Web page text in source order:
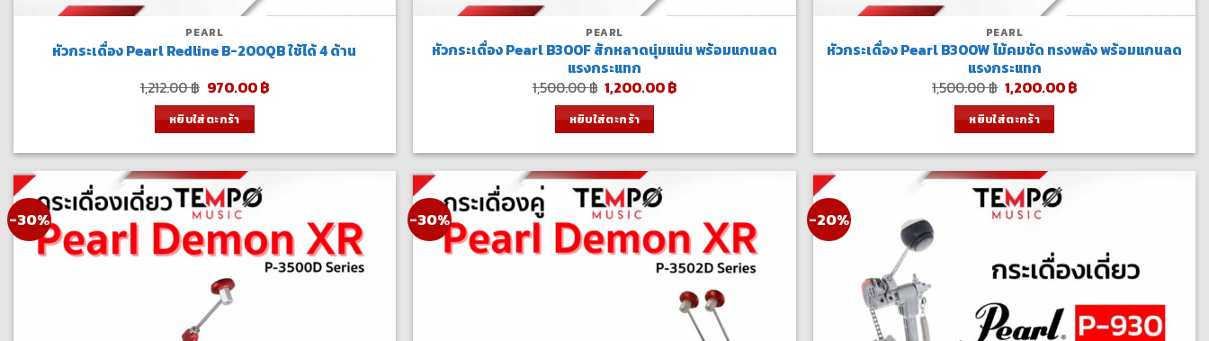
PEARL
หัวกระเดื่อง Pearl Redline B-200QB ใช้ได้ 4 ด้าน
1,212.00฿ Original
price
was:
1,212.00 ฿.
970.00฿Current
หยิบใส่ตะกร้า
PEARL
หัวกระเดื่อง Pearl B300F สักหลาดนุ่มแน่น พร้อมแกนลด
แรงกระแทก
1,500.00฿ Original
price
was:
1,500.00 ฿.
1,200.00฿Current
หยิบใส่ตะกร้า
PEARL
หัวกระเดื่อง Pearl B300W ไม้คมชัด ทรงพลัง พร้อมแกนลด
แรงกระแทก
1,500.00฿ Original
price
was:
1,500.00 ฿.
1,200.00฿Current
หยิบใส่ตะกร้า
-30% -30% -20%